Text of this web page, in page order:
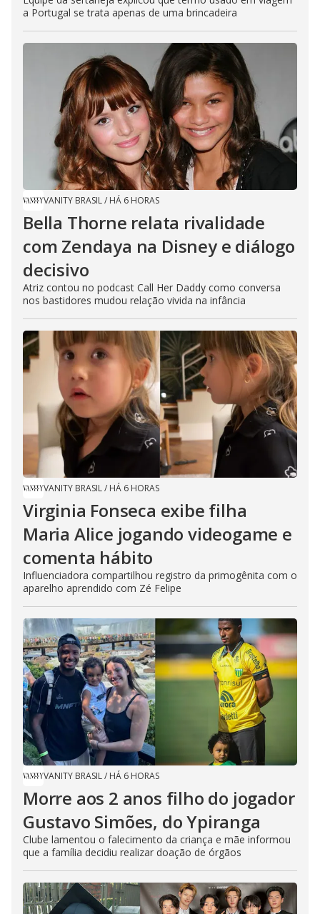
a Portugal se trata apenas de uma brincadeira
VANITY BRASIL/ HÁ 6 HORAS
Bella Thorne relata rivalidade
com Zendaya na Disney e diálogo
decisivo
Atriz contou no podcast Call Her Daddy como conversa
nos bastidores mudou relação vivida na infância
VANITY BRASIL/ HÁ 6 HORAS
Virginia Fonseca exibe filha
Maria Alice jogando videogame e
comenta hábito
Influenciadora compartilhou registro da primogênita com o
aparelho aprendido com Zé Felipe
VANITY BRASIL/ HÁ 6 HORAS
Morre aos 2 anos filho do jogador
Gustavo Simões, do Ypiranga
Clube lamentou o falecimento da criança e mãe informou
que a família decidiu realizar doação de órgãos